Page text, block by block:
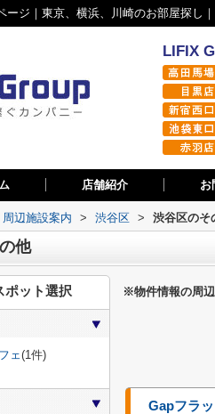
ージ｜東京、横浜、川崎のお部屋探し
LIFIX
店舗紹介 お
周辺施設案内 > 渋谷区 > 渋谷区のそ
他
※物件情報の周
Gapフラ
ポット選択
ェ(1件)